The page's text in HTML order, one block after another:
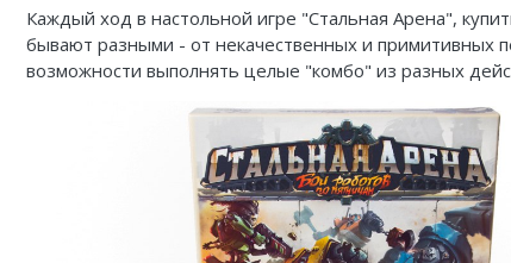
Каждый ход в настольной игре "Стальная Арена",
бывают разными - от некачественных и примитивных
возможности выполнять целые "комбо" из разных